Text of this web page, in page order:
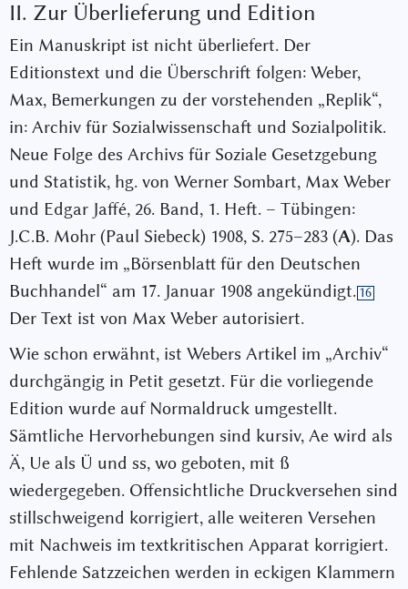
II. Zur Überlieferung und Edition
Ein Manuskript ist nicht überliefert. Der
Editionstext und die Überschrift folgen: Weber,
Max, Bemerkungen zu der vorstehenden „Replik“,
in: Archiv für Sozialwissenschaft und Sozialpolitik.
Neue Folge des Archivs für Soziale Gesetzgebung
und Statistik, hg. von Werner Sombart, Max Weber
und Edgar Jaffé, 26. Band, 1. Heft. – Tübingen:
J.C.B. Mohr (Paul Siebeck) 1908, S. 275–283 (A). Das
Heft wurde im „Börsenblatt für den Deutschen
Buchhandel“ am 17. Januar 1908 angekündigt. 16
Der Text ist von Max Weber autorisiert.
Wie schon erwähnt, ist Webers Artikel im „Archiv“
durchgängig in Petit gesetzt. Für die vorliegende
Edition wurde auf Normaldruck umgestellt.
Sämtliche Hervorhebungen sind kursiv, Ae wird als
Ä, Ue als Ü und ss, wo geboten, mit ß
wiedergegeben. Offensichtliche Druckversehen sind
stillschweigend korrigiert, alle weiteren Versehen
mit Nachweis im textkritischen Apparat korrigiert.
Fehlende Satzzeichen werden in eckigen Klammern